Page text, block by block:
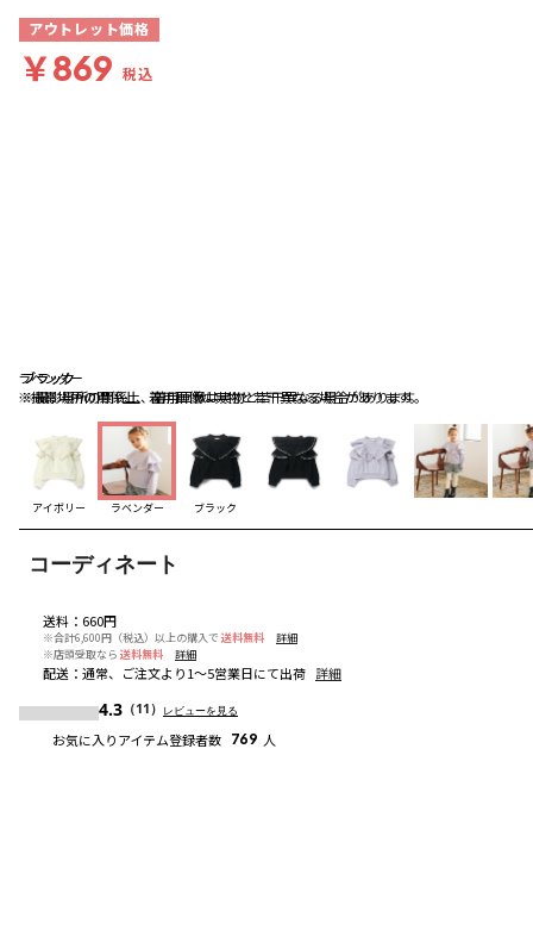
ラベンダー
※撮影場所の関係上、着用画像は実物と若干異なる場合があります。
ブラック
※撮影場所の関係上、着用画像は実物と若干異なる場合があります。
ブラック
アイボリー ラベンダー ブラック
コーディネート
送料 ： 660円
※合計6,600円（税込）以上の購入で 送料無料
詳細
※店頭受取なら 送料無料 詳細
配送 ： 通常、ご注文より1～5営業日にて出荷 詳細
4.3 （11） レビューを見る
お気に入りアイテム登録者数 769 人
アウトレット価格
￥869 税込